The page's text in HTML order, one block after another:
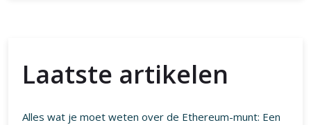
diepgaande analyse
Bitcoin in 2019: Een Terugblik op een Belangrijk Jaar
Alles over Bitcoin: Ontdek de wereld van